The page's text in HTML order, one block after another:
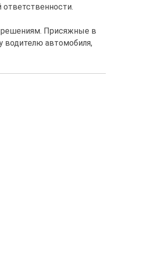
решениям. Присяжные в
водителю автомобиля,